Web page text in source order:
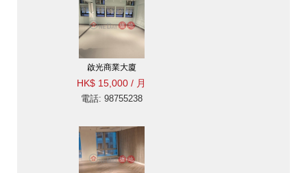
啟光商業大廈
HK$ 15,000 / 月
電話: 98755238